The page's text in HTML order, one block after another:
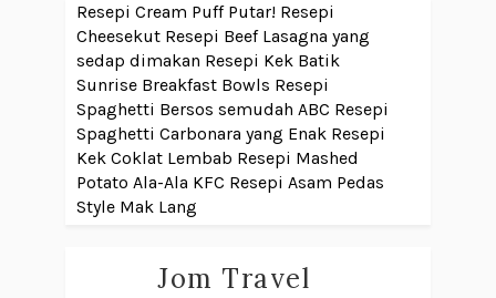
Resepi Cream Puff Putar! Resepi
Cheesekut Resepi Beef Lasagna yang
sedap dimakan Resepi Kek Batik
Sunrise Breakfast Bowls Resepi
Spaghetti Bersos semudah ABC Resepi
Spaghetti Carbonara yang Enak Resepi
Kek Coklat Lembab Resepi Mashed
Potato Ala-Ala KFC Resepi Asam Pedas
Style Mak Lang
Jom Travel